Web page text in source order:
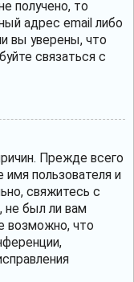
получено, то
адрес email либо
вы уверены, что
связаться с
Прежде всего
имя пользователя и
свяжитесь с
не был ли вам
возможно, что